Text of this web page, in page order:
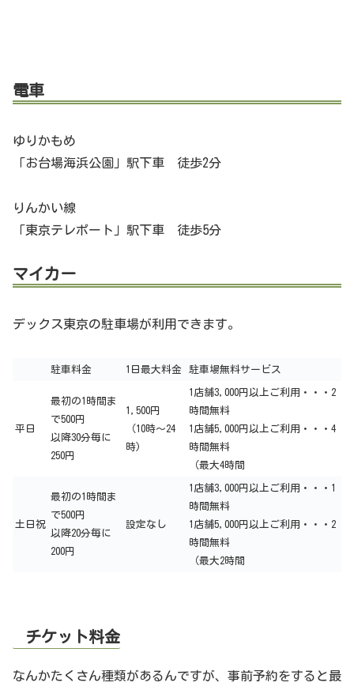
電車
ゆりかもめ
「お台場海浜公園」駅下車 徒歩2分
りんかい線
「東京テレポート」駅下車 徒歩5分
マイカー
デックス東京の駐車場が利用できます。
駐車料金 1日最大料金 駐車場無料サービス
平日
最初の1時間ま
で500円
以降30分毎に
250円
1,500円
（10時～24
時)
1店舗3,000円以上ご利用・・・2
時間無料
1店舗5,000円以上ご利用・・・4
時間無料
（最大4時間
土日祝
最初の1時間ま
で500円
以降20分毎に
200円
設定なし
1店舗3,000円以上ご利用・・・1
時間無料
1店舗5,000円以上ご利用・・・2
時間無料
（最大2時間
チケット料金
なんかたくさん種類があるんですが、事前予約をすると最